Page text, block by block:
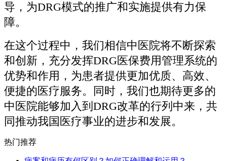
导，为DRG模式的推广和实施提供有力保
障。
在这个过程中，我们相信中医院将不断探索
和创新，充分发挥DRG医保费用管理系统的
优势和作用，为患者提供更加优质、高效、
便捷的医疗服务。同时，我们也期待更多的
中医院能够加入到DRG改革的行列中来，共
同推动我国医疗事业的进步和发展。
热门推荐